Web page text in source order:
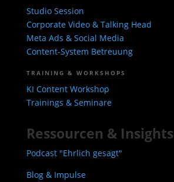
Studio Session
Corporate Video & Talking Head
Meta Ads & Social Media
Content-System Betreuung
TRAINING & WORKSHOPS
KI Content Workshop
Trainings & Seminare
Ressourcen & Insights
Podcast "Ehrlich gesagt"
Blog & Impulse